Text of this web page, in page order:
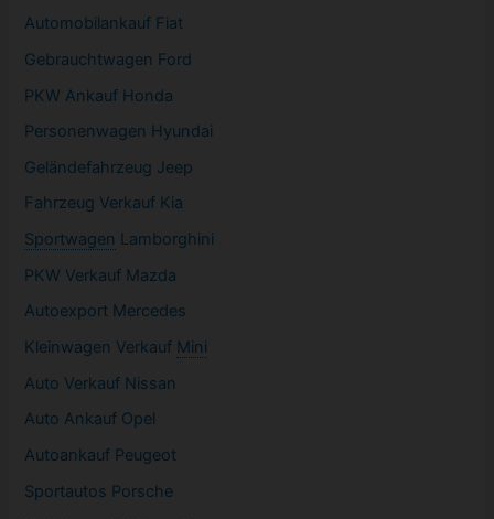
Automobilankauf Fiat
Gebrauchtwagen Ford
PKW Ankauf Honda
Personenwagen Hyundai
Geländefahrzeug Jeep
Fahrzeug Verkauf Kia
Sportwagen Lamborghini
PKW Verkauf Mazda
Autoexport Mercedes
Kleinwagen Verkauf Mini
Auto Verkauf Nissan
Auto Ankauf Opel
Autoankauf Peugeot
Sportautos Porsche